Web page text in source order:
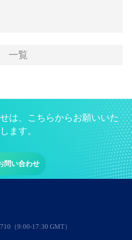
一覧
は、こちらからお願いいた
します。
問い合わせ
（9:00-17:30 GMT）